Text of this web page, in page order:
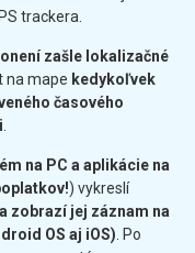
trackera.
zašle lokalizačné
na mape kedykoľvek
časového
na PC a aplikácie na
) vykreslí
zobrazí jej záznam na
OS aj iOS) . Po